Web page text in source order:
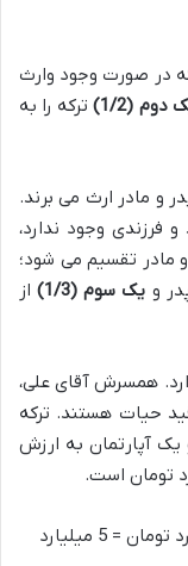
در صورت وجود وارث
دوم (1/2)
ترکه را به
و مادر ارث می برند.
فرزندی وجود ندارد،
مادر تقسیم می شود؛
و یک سوم (1/3)
از
همسرش آقای علی،
حیات هستند. ترکه
نقد و یک آپارتمان به ارزش
1/2 از 10 میلیارد تومان = 5 میلیارد